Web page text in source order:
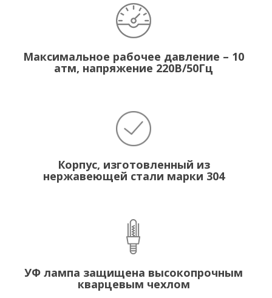
Максимальное рабочее давление – 10
атм, напряжение 220В/50Гц
Корпус, изготовленный из
нержавеющей стали марки 304
УФ лампа защищена высокопрочным
кварцевым чехлом